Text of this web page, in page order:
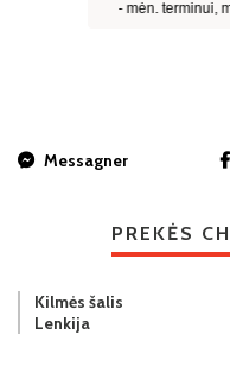
Messagner
PREKĖS
Kilmės šalis
Lenkija